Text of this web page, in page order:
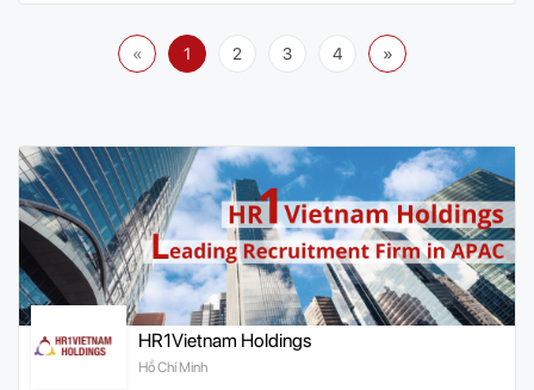
« 1 2 3 4 »
HR1Vietnam Holdings
Hồ Chí Minh